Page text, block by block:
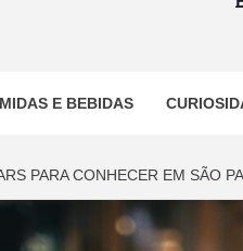
E BEBIDAS
PARA CONHECER EM SÃO